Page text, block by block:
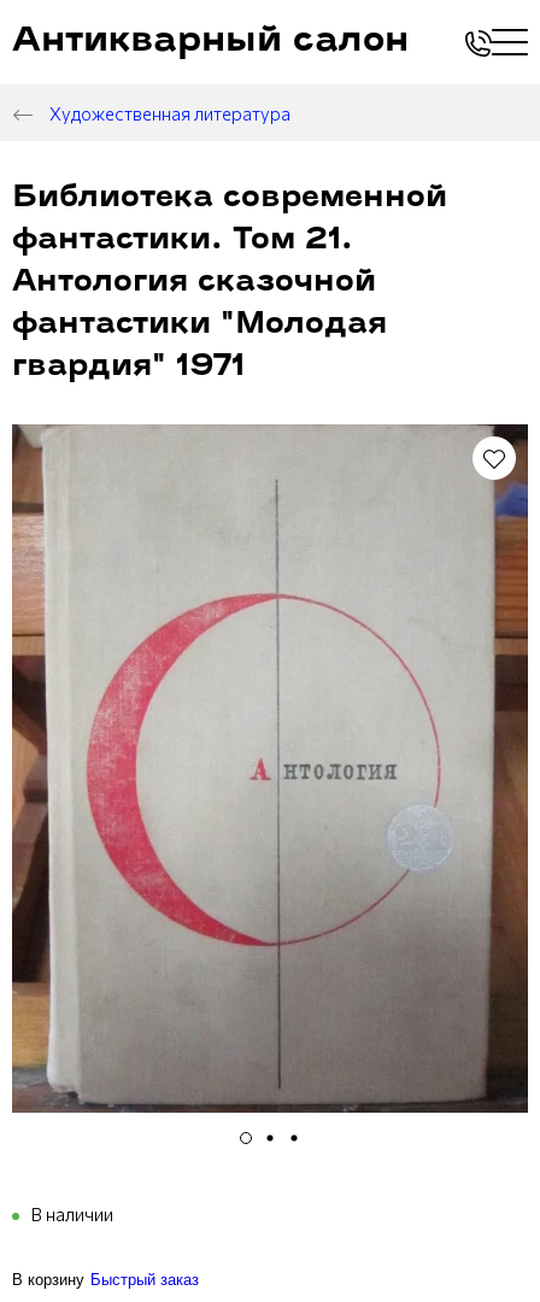
Антикварный салон
Художественная литература
Библиотека современной
фантастики. Том 21.
Антология сказочной
фантастики "Молодая
гвардия" 1971
В наличии
В корзину Быстрый заказ